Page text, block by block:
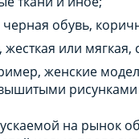
черная обувь,
или
женские
рисунками
на рынок